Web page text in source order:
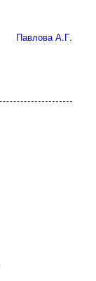
Павлова А.Г.